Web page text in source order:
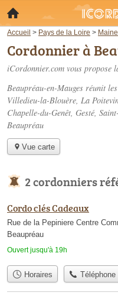
Accueil > Pays de la Loire >
Cordonnier à
iCordonnier.com vous propose
Beaupréau-en-Mauges réunit
Villedieu-la-Blouère, La
Chapelle-du-Genêt, Gesté,
Beaupréau
Vue carte
2 cordonniers
Cordo clés Cadeaux
Rue de la Pepiniere Centre
Beaupréau
Ouvert jusqu'à 19h
Horaires Téléphone